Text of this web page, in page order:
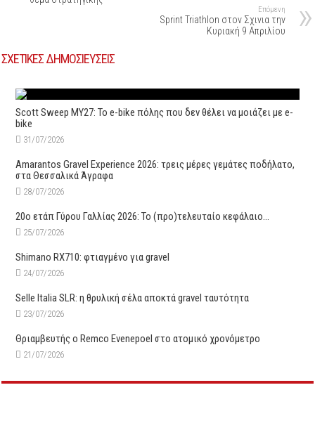
Επόμενη
Sprint Triathlon στον Σχινια την
Κυριακή 9 Απριλίου
ΣΧΕΤΙΚΕΣ ΔΗΜΟΣΙΕΥΣΕΙΣ
Scott Sweep MY27: Το e-bike πόλης που δεν θέλει να μοιάζει με e-
bike
31/07/2026
Amarantos Gravel Experience 2026: τρεις μέρες γεμάτες ποδήλατο,
στα Θεσσαλικά Άγραφα
28/07/2026
20ο ετάπ Γύρου Γαλλίας 2026: Το (προ)τελευταίο κεφάλαιο…
25/07/2026
Shimano RX710: φτιαγμένο για gravel
24/07/2026
Selle Italia SLR: η θρυλική σέλα αποκτά gravel ταυτότητα
23/07/2026
Θριαμβευτής ο Remco Evenepoel στο ατομικό χρονόμετρο
21/07/2026